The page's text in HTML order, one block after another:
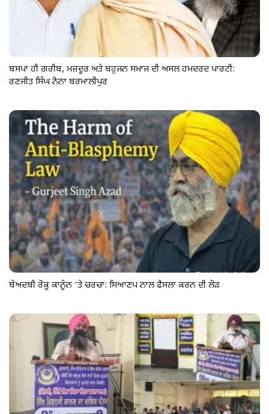
ਬਸਪਾ ਹੀ ਗਰੀਬ, ਮਜ਼ਦੂਰ ਅਤੇ ਬਹੁਜਨ ਸਮਾਜ ਦੀ ਅਸਲ ਹਮਦਰਦ ਪਾਰਟੀ:
ਰਣਜੀਤ ਸਿੰਘ ਨੋਨਾ ਬਰਮਾਲੀਪੁਰ
ਬੇਅਦਬੀ ਰੋਕੂ ਕਾਨੂੰਨ ‘ਤੇ ਚਰਚਾ: ਸਿਆਣਪ ਨਾਲ ਫੈਸਲਾ ਕਰਨ ਦੀ ਲੋੜ